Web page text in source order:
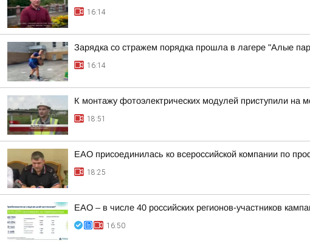
16:14
Зарядка со стражем порядка прошла в лагере "Алые
16:14
К монтажу фотоэлектрических модулей приступили на
18:51
ЕАО присоединилась ко всероссийской компании по
18:25
ЕАО – в числе 40 российских регионов-участников
16:50